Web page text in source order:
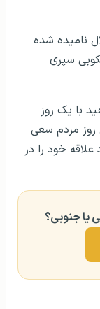
نامیده شده
سپری
با یک روز
روز مردم سعی
خود را در
یا جنوبی؟